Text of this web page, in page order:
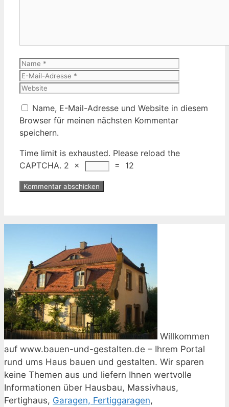
Name
Name, E-Mail-Adresse und Website in diesem
Browser für meinen nächsten Kommentar
speichern.
Time limit is exhausted. Please reload the
CAPTCHA. 2 × = 12
Willkommen
auf www.bauen-und-gestalten.de – Ihrem Portal
rund ums Haus bauen und gestalten. Wir sparen
keine Themen aus und liefern Ihnen wertvolle
Informationen über Hausbau, Massivhaus,
Fertighaus, Garagen, Fertiggaragen,